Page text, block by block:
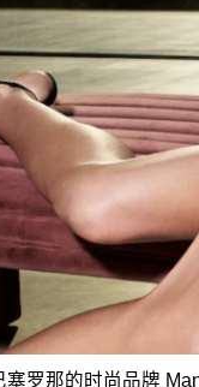
罗那的时尚品牌